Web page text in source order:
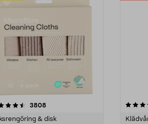
3808recensioner
& disk
4.0av 5 stjärnor